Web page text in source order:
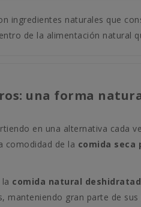
ingredientes naturales que
de la alimentación natural
una forma
en una alternativa cada
comodidad de la comida seca
comida natural
manteniendo gran parte de